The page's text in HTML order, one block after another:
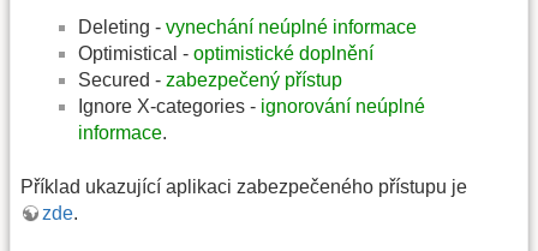
Deleting - vynechání neúplné informace
Optimistical - optimistické doplnění
Secured - zabezpečený přístup
Ignore X-categories - ignorování neúplné
informace.
Příklad ukazující aplikaci zabezpečeného přístupu je
zde.